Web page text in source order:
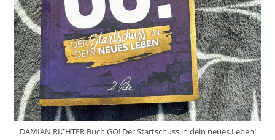
DAMIAN RICHTER Buch GO! Der Startschuss in dein neues Leben!